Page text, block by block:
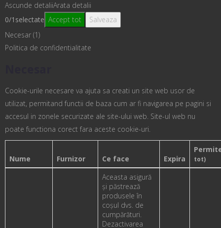
Ascunde detaliiArata detalii
0/1 selectate Accept tot
Salveaza
Necesar (1)
Politica de confidentialitate
Cookie-urile necesare va ajuta sa creati un site web usor de
utilizat, permitand functii de baza cum ar fi navigarea pe pagini si
accesul in zonele securizate ale site-ului web. Site-ul web nu
poate functiona corect fara aceste cookie-uri.
Nume Furnizor Ce face Expira tot)
Aceasta asigură
și păstrează
produsele în
coșul dvs. de
cumpărături.
Dezactivarea